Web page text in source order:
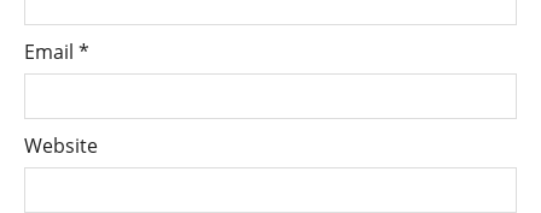
Email *
Website